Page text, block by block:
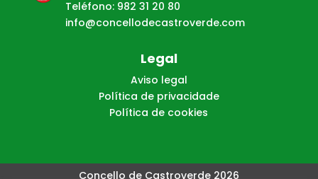
Teléfono: 982 31 20 80
info@concellodecastroverde.com
Legal
Aviso legal
Política de privacidade
Política de cookies
Concello de Castroverde 2026